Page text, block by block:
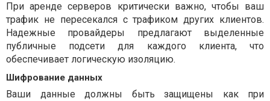
При аренде серверов критически важно, чтобы ваш
трафик не пересекался с трафиком других клиентов.
Надежные провайдеры предлагают выделенные
публичные подсети для каждого клиента, что
обеспечивает логическую изоляцию.
Шифрование данных
Ваши данные должны быть защищены как при